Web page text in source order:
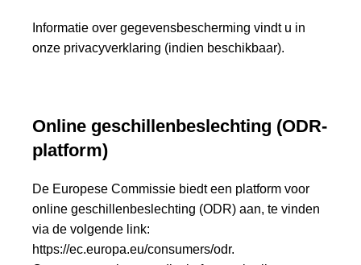
Informatie over gegevensbescherming vindt u in
onze privacyverklaring (indien beschikbaar).
Online geschillenbeslechting (ODR-
platform)
De Europese Commissie biedt een platform voor
online geschillenbeslechting (ODR) aan, te vinden
via de volgende link:
https://ec.europa.eu/consumers/odr.